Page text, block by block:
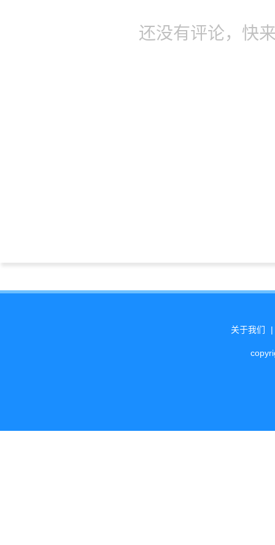
还没有评论，快
关于我们 |